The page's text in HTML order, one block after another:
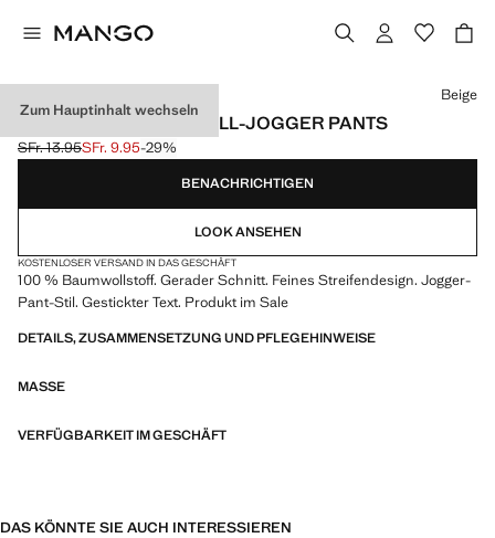
Zum Hauptinhalt wechseln
GESTREIFTE BAUMWOLL-JOGGER PANTS
Ausgangspreis durchgestrichen [SFr. 13.95 ]
SFr. 13.95
Aktueller Preis [SFr. 9.95 ]
SFr. 9.95-29%
Wählen Sie eine Farbe
Beige
BENACHRICHTIGEN
LOOK ANSEHEN
KOSTENLOSER VERSAND IN DAS GESCHÄFT
100 % Baumwollstoff. Gerader Schnitt. Feines Streifendesign. Jogger-
Pant-Stil. Gestickter Text. Produkt im Sale
DETAILS, ZUSAMMENSETZUNG UND PFLEGEHINWEISE
MASSE
VERFÜGBARKEIT IM GESCHÄFT
DAS KÖNNTE SIE AUCH INTERESSIEREN